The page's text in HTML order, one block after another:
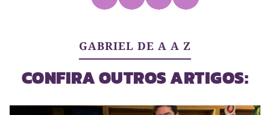
GABRIEL DE A A Z
CONFIRA OUTROS ARTIGOS: